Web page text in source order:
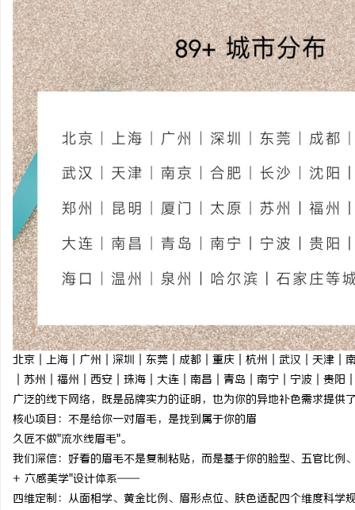
北京｜上海｜广州｜深圳｜东莞｜成都｜重庆｜杭州｜武汉｜天津
｜苏州｜福州｜西安｜珠海｜大连｜南昌｜青岛｜南宁｜宁波｜贵
广泛的线下网络，既是品牌实力的证明，也为你的异地补色需求提供
核心项目：不是给你一对眉毛，是找到属于你的眉
久匠不做"流水线眉毛"。
我们深信：好看的眉毛不是复制粘贴，而是基于你的脸型、五官比
+ 六感美学"设计体系——
四维定制：从面相学、黄金比例、眉形点位、肤色适配四个维度科学